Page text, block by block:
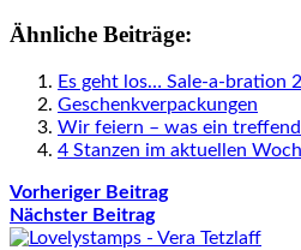
Ähnliche Beiträge:
Es geht los… Sale-a-bration
Geschenkverpackungen
Wir feiern – was ein
4 Stanzen im aktuellen
Vorheriger Beitrag
Nächster Beitrag